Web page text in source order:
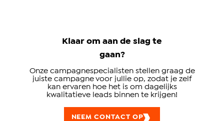
Klaar om aan de slag te
gaan?
Onze campagnespecialisten stellen graag de
juiste campagne voor jullie op, zodat je zelf
kan ervaren hoe het is om dagelijks
kwalitatieve leads binnen te krijgen!
NEEM CONTACT OP